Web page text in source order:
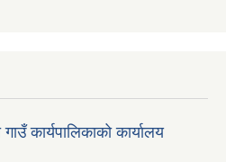
कार्यपालिकाको कार्यालय